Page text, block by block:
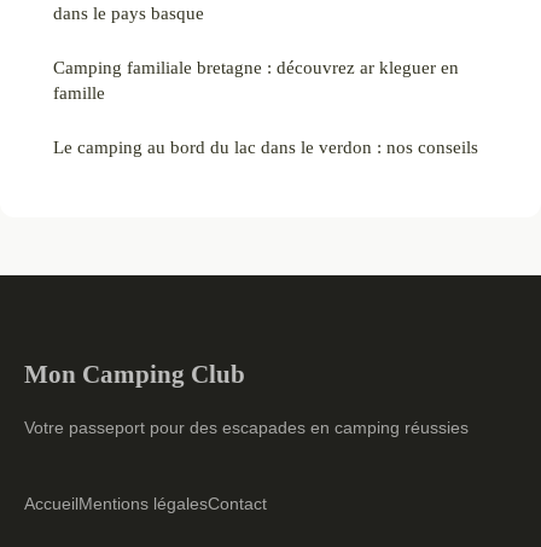
dans le pays basque
Camping familiale bretagne : découvrez ar kleguer en
famille
Le camping au bord du lac dans le verdon : nos conseils
Mon Camping Club
Votre passeport pour des escapades en camping réussies
AccueilMentions légalesContact